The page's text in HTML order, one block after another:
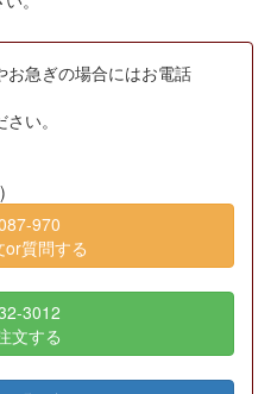
お急ぎの場合にはお電話
い。
970
or質問する
3012
文する